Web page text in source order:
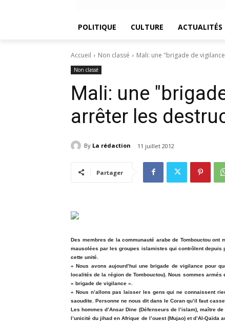
POLITIQUE CULTURE ACTUALITÉS
Accueil Non classé Mali: une "brigade de
Non classé
Mali: une
arrêter les
By La rédaction 11 juillet 2012
Partager
Des membres de la communauté arabe de Tombouctou
mausolées par les groupes islamistes qui contrôlent depuis
cette unité.
« Nous avons aujourd’hui une brigade de vigilance pour
localités de la région de Tombouctou). Nous sommes
« brigade de vigilance ».
« Nous n’allons pas laisser les gens qui ne connaissent
saoudite. Personne ne nous dit dans le Coran qu’il faut
Les hommes d’Ansar Dine (Défenseurs de l’islam), maître
l’unicité du jihad en Afrique de l’ouest (Mujao) et d’Al-